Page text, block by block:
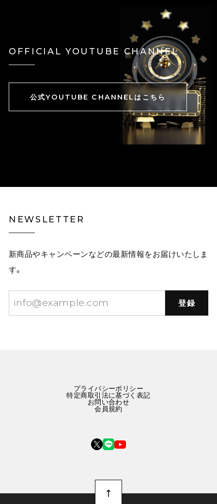
OFFICIAL YOUTUBE CHANNEL
公式YOUTUBE CHANNELはこちら
NEWSLETTER
新商品やキャンペーンなどの最新情報をお届けいたしま
す。
登録
プライバシーポリシー
特定商取引法に基づく表記
お問い合わせ
会員規約